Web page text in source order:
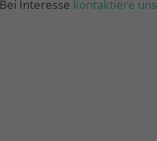
Bei Interesse kontaktiere uns